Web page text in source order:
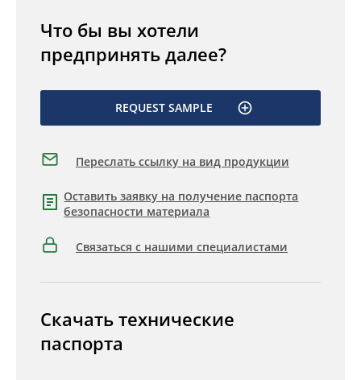
Что бы вы хотели
предпринять далее?
REQUEST SAMPLE
Переслать ссылку на вид продукции
Оставить заявку на получение паспорта
безопасности материала
Связаться с нашими специалистами
Скачать технические
паспорта